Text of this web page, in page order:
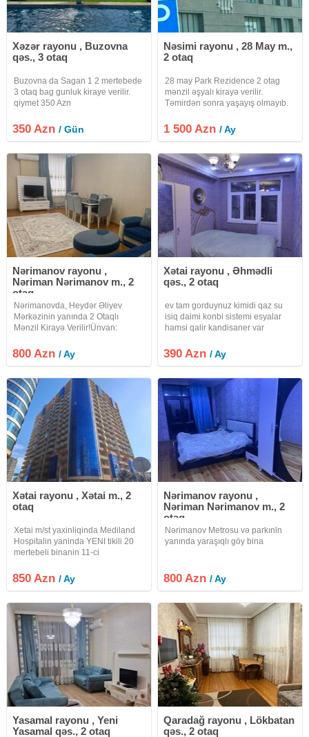
Xəzər rayonu , Buzovna
qəs., 3 otaq
Buzovna da Sagan 1 2 mertebede
3 otaq bag gunluk kiraye verilir.
qiymet 350 Azn
350 Azn/ Gün
Nəsimi rayonu , 28 May m.,
2 otaq
28 may Park Rezidence 2 otag
mənzil əşyalı kirayə verilir.
Təmirdən sonra yaşayış olmayıb.
1 500 Azn/ Ay
Nərimanov rayonu ,
Nəriman Nərimanov m., 2
otaq
Nərimanovda, Heydər Əliyev
Mərkəzinin yanında 2 Otaqlı
Mənzil Kirayə Verilir! ​Ünvan:
metrosuna və Heydər Əliyev
Mərkəzinə yaxın, "Günaydın"
800 Azn/ Ay
Xətai rayonu , Əhmədli
qəs., 2 otaq
ev tam gorduynuz kimidi qaz su
isiq daimi konbi sistemi esyalar
hamsi qalir kandisaner var
390 Azn/ Ay
Xətai rayonu , Xətai m., 2
otaq
Xetai m/st yaxinliqinda Mediland
Hospitalin yaninda YENI tikili 20
mertebeli binanin 11-ci
otaqdan 2 otaqa DUZELME ela
temirli ve tam olaraq ESYALI
850 Azn/ Ay
Nərimanov rayonu ,
Nəriman Nərimanov m., 2
otaq
Nərimanov Metrosu və parkınln
yanında yaraşıqlı göy bina
800 Azn/ Ay
Yasamal rayonu , Yeni
Yasamal qəs., 2 otaq
Qaradağ rayonu , Lökbatan
qəs., 2 otaq